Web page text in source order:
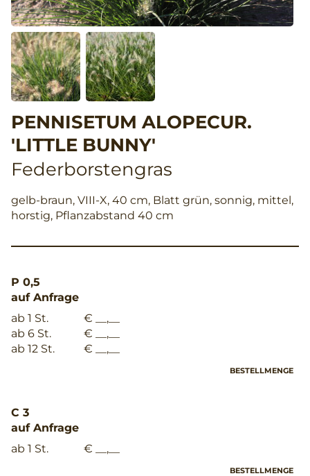
PENNISETUM ALOPECUR.
'LITTLE BUNNY'
Federborstengras
gelb-braun, VIII-X, 40 cm, Blatt grün, sonnig, mittel,
horstig, Pflanzabstand 40 cm
P 0,5
auf Anfrage
ab 1 St.
€ __,__
ab 6 St.
€ __,__
ab 12 St.
€ __,__
BESTELLMENGE
C 3
auf Anfrage
ab 1 St.
€ __,__
BESTELLMENGE